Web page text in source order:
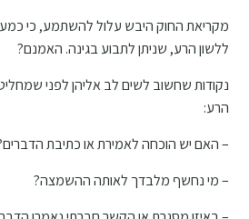
מקריאת החוק היבש עלול להשתמע, כי
ללשון הרע, שניתן לתבוע בגינה. האמנם?
נקודות שחשוב לשים לב אליהן לפני
הרע:
– האם יש הוכחה לאמירת או כתיבת
– מי נחשף מלבדך לאותה ההשמצה?